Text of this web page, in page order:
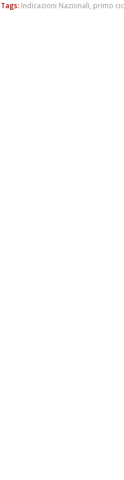
Tags: Indicazioni Nazionali primo